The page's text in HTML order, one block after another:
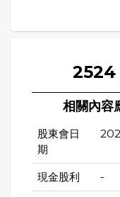
2524
相關內容
股東會日
期
現金股利 -